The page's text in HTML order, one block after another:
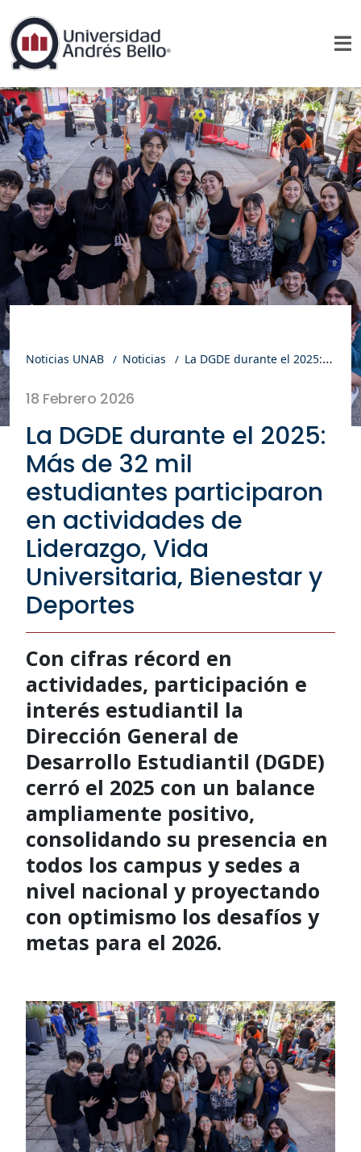
Noticias UNAB Noticias La DGDE durante el 2025: Más de 32 mil estudiantes participaron en actividades de Liderazgo, Vida Universitaria, Bienestar y Deportes
18 Febrero 2026
La DGDE durante el 2025:
Más de 32 mil
estudiantes participaron
en actividades de
Liderazgo, Vida
Universitaria, Bienestar y
Deportes
Con cifras récord en
actividades, participación e
interés estudiantil la
Dirección General de
Desarrollo Estudiantil (DGDE)
cerró el 2025 con un balance
ampliamente positivo,
consolidando su presencia en
todos los campus y sedes a
nivel nacional y proyectando
con optimismo los desafíos y
metas para el 2026.